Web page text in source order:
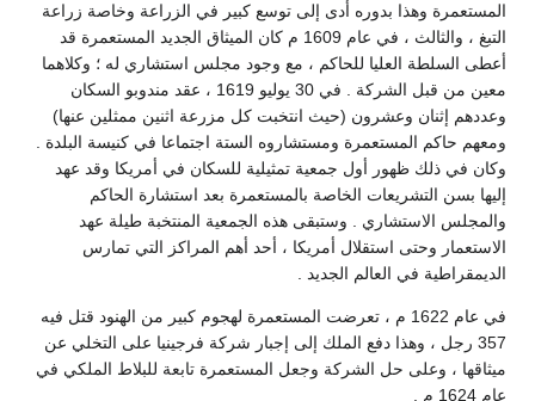
المستعمرة وهذا بدوره أدى إلى توسع كبير في الزراعة وخاصة زراعة
التبغ ، والثالث ، في عام 1609 م كان الميثاق الجديد المستعمرة قد
أعطى السلطة العليا للحاكم ، مع وجود مجلس استشاري له ؛ وكلاهما
معين من قبل الشركة . في 30 يوليو 1619 ، عقد مندوبو السكان
وعددهم إثنان وعشرون (حيث انتخبت كل مزرعة اثنين ممثلين عنها)
ومعهم حاكم المستعمرة ومستشاروه الستة اجتماعا في كنيسة البلدة .
وكان في ذلك ظهور أول جمعية تمثيلية للسكان في أمريكا وقد عهد
إليها بسن التشريعات الخاصة بالمستعمرة بعد استشارة الحاكم
والمجلس الاستشاري . وستبقى هذه الجمعية المنتخبة طيلة عهد
الاستعمار وحتى استقلال أمريكا ، أحد أهم المراكز التي تمارس
الديمقراطية في العالم الجديد .
في عام 1622 م ، تعرضت المستعمرة لهجوم كبير من الهنود قتل فيه
357 رجل ، وهذا دفع الملك إلى إجبار شركة فرجينيا على التخلي عن
ميثاقها ، وعلى حل الشركة وجعل المستعمرة تابعة للبلاط الملكي في
عام 1624 م .